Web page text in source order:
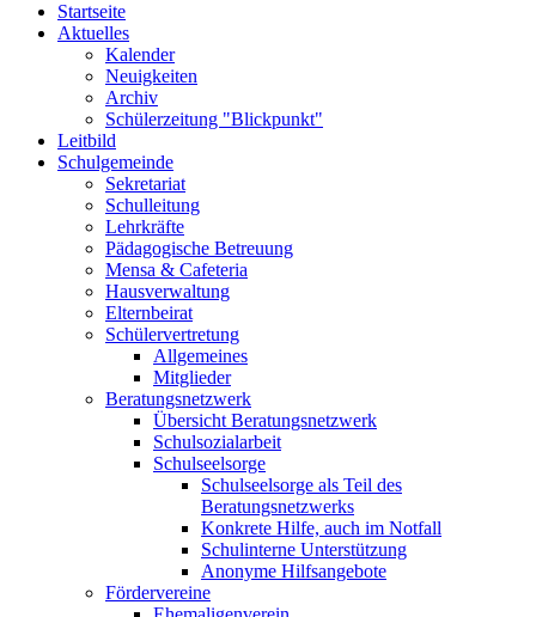
Startseite
Aktuelles
Kalender
Neuigkeiten
Archiv
Schülerzeitung "Blickpunkt"
Leitbild
Schulgemeinde
Sekretariat
Schulleitung
Lehrkräfte
Pädagogische Betreuung
Mensa & Cafeteria
Hausverwaltung
Elternbeirat
Schülervertretung
Allgemeines
Mitglieder
Beratungsnetzwerk
Übersicht Beratungsnetzwerk
Schulsozialarbeit
Schulseelsorge
Schulseelsorge als Teil des
Beratungsnetzwerks
Konkrete Hilfe, auch im Notfall
Schulinterne Unterstützung
Anonyme Hilfsangebote
Fördervereine